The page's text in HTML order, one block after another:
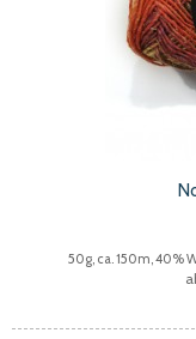
50g, ca. 150m, 40%